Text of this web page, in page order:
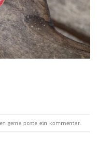
gerne poste ein kommentar.